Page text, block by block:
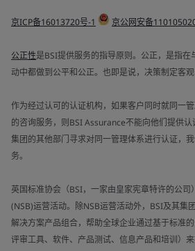
京ICP备16013720号-1 京公网安备
公正性是BSI提供服务的指导原则。公正，是指
动中都做到公平和公正。也即是说，决策制定客
作为经过认可的认证机构，如果客户同时就同一
的咨询服务，则BSI Assurance不能向他们提供
集团的其他部门寻求对同一管理体系进行认证，
务。
英国标准协会（BSI，一家由皇家宪章特许的公司
(NSB)运营活动。除NSB运营活动外，BSI及其集
解决方案产品组合，帮助全球企业通过基于标准
评审工具、软件、产品测试、信息产品和培训）来